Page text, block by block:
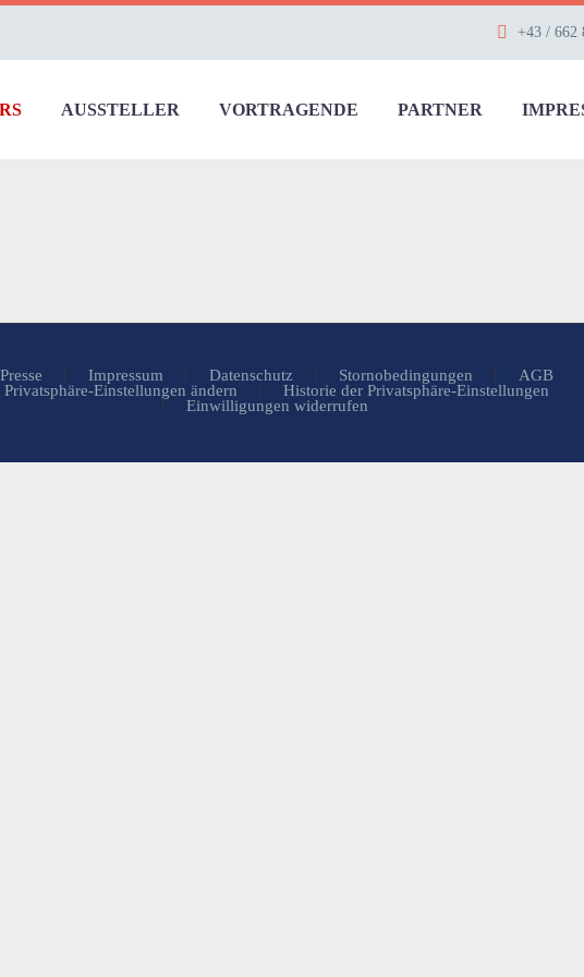
+43 / 662
AUSSTELLER VORTRAGENDE PARTNER
Presse Impressum Datenschutz Stornobedingungen
AGB
Privatsphäre-Einstellungen ändern
Historie der Privatsphäre-Einstellungen
Einwilligungen widerrufen